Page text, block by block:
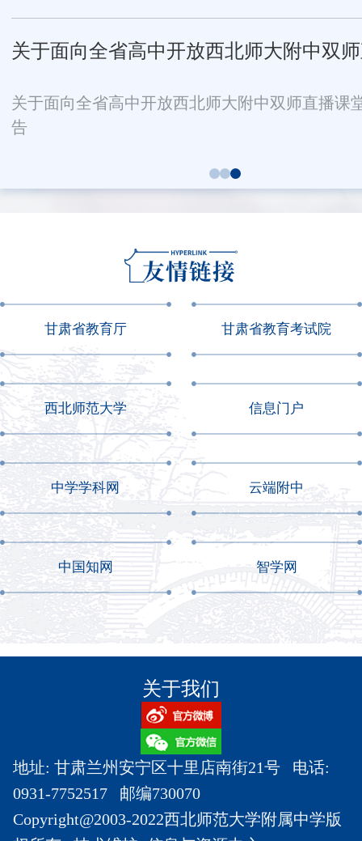
关于面向全省高中开放西北师大附中双
关于面向全省高中开放西北师大附中双师直播课
告
甘肃省教育厅 甘肃省教育考试院
西北师范大学 信息门户
中学学科网 云端附中
中国知网 智学网
关于我们
地址: 甘肃兰州安宁区十里店南街21号 电话:
0931-7752517 邮编730070
Copyright@2003-2022西北师范大学附属中学版